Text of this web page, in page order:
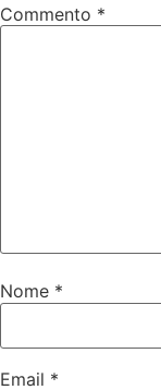
Commento *
Nome *
Email *